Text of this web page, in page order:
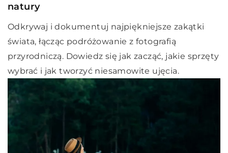
natury
Odkrywaj i dokumentuj najpiękniejsze zakątki
świata, łącząc podróżowanie z fotografią
przyrodniczą. Dowiedz się jak zacząć, jakie sprzęty
wybrać i jak tworzyć niesamowite ujęcia.